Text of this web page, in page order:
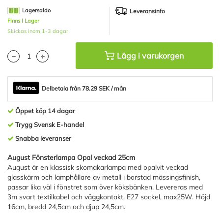
bildgalleriet
Lagersaldo
Finns I Lager
Skickas inom 1-3 dagar
Leveransinfo
Lägg i varukorgen
Delbetala från 78.29 SEK / mån
Öppet köp 14 dagar
Trygg Svensk E-handel
Snabba leveranser
August Fönsterlampa Opal veckad 25cm
August är en klassisk skomakarlampa med opalvit veckad
glasskärm och lamphållare av metall i borstad mässingsfinish,
passar lika väl i fönstret som över köksbänken. Levereras med
3m svart textilkabel och väggkontakt. E27 sockel, max25W. Höjd
16cm, bredd 24,5cm och djup 24,5cm.